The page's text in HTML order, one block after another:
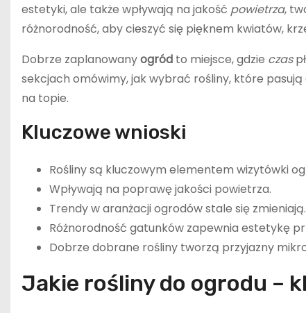
estetyki, ale także wpływają na jakość powietrza,
różnorodność, aby cieszyć się pięknem kwiatów,
Dobrze zaplanowanyogród to miejsce, gdzie czas
sekcjach omówimy, jak wybrać rośliny, które
na topie.
Kluczowe wnioski
Rośliny są kluczowym elementem wizytówki
Wpływają na poprawę jakości powietrza.
Trendy w aranżacji ogrodów stale się zmieniają.
Różnorodność gatunków zapewnia estetykę
Dobrze dobrane rośliny tworzą przyjazny
Jakie rośliny do ogrodu –